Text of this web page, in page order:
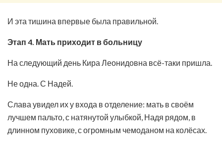
И эта тишина впервые была правильной.
Этап 4. Мать приходит в больницу
На следующий день Кира Леонидовна всё-таки пришла.
Не одна. С Надей.
Слава увидел их у входа в отделение: мать в своём
лучшем пальто, с натянутой улыбкой, Надя рядом, в
длинном пуховике, с огромным чемоданом на колёсах.